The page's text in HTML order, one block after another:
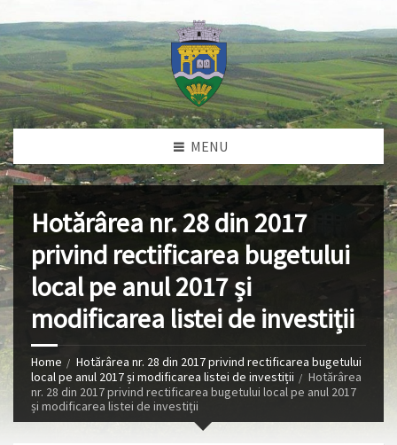
MENU
Hotărârea nr. 28 din 2017
privind rectificarea bugetului
local pe anul 2017 și
modificarea listei de investiții
Home
Hotărârea nr. 28 din 2017 privind rectificarea bugetului
local pe anul 2017 și modificarea listei de investiții
Hotărârea
nr. 28 din 2017 privind rectificarea bugetului local pe anul 2017
și modificarea listei de investiții